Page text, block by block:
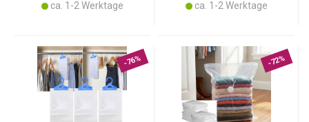
ca. 1-2 Werktage ca. 1-2 Werktage
-76% -72%